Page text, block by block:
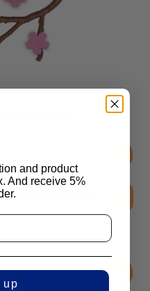
à
Sheet Molds
and product
And receive 5%
up